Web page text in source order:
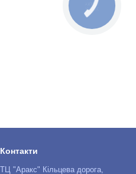
Контакти
ТЦ "Аракс" Кільцева дорога,
КНОПКА
ЗВ'ЯЗКУ